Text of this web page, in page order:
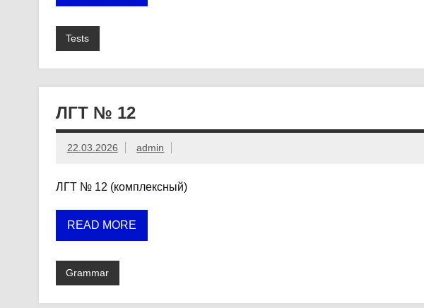
Tests
ЛГТ № 12
22.03.2026 admin
ЛГТ № 12 (комплексный)
READ MORE
Grammar